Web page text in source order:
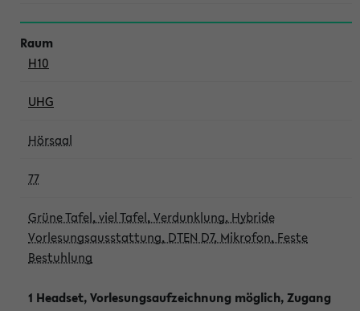
H10
UHG
Hörsaal
77
Grüne Tafel, viel Tafel, Verdunklung, Hybride
Vorlesungsausstattung, DTEN D7, Mikrofon, Feste
Bestuhlung
1 Headset, Vorlesungsaufzeichnung möglich, Zugang